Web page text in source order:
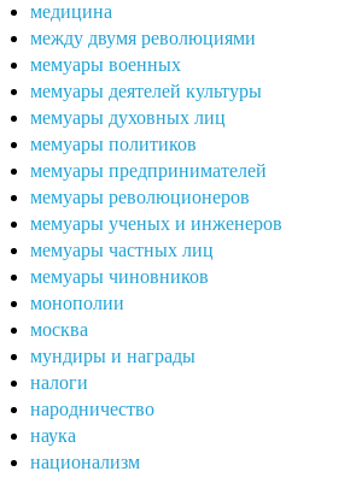
медицина
между двумя революциями
мемуары военных
мемуары деятелей культуры
мемуары духовных лиц
мемуары политиков
мемуары предпринимателей
мемуары революционеров
мемуары ученых и инженеров
мемуары частных лиц
мемуары чиновников
монополии
москва
мундиры и награды
налоги
народничество
наука
национализм